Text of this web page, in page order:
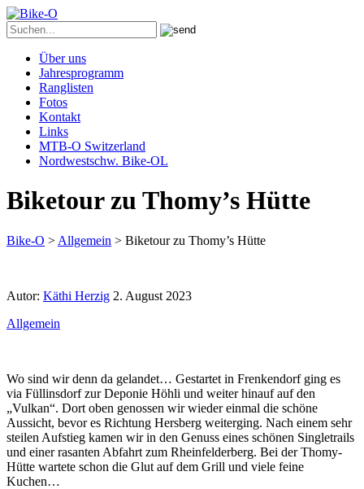
Über uns
Jahresprogramm
Ranglisten
Fotos
Kontakt
Links
MTB-O Switzerland
Nordwestschw. Bike-OL
Biketour zu Thomy’s Hütte
Bike-O > Allgemein > Biketour zu Thomy’s Hütte
Autor: Käthi Herzig 2. August 2023
Allgemein
Wo sind wir denn da gelandet… Gestartet in Frenkendorf ging es
via Füllinsdorf zur Deponie Höhli und weiter hinauf auf den
„Vulkan“. Dort oben genossen wir wieder einmal die schöne
Aussicht, bevor es Richtung Hersberg weiterging. Nach einem sehr
steilen Aufstieg kamen wir in den Genuss eines schönen Singletrails
und einer rasanten Abfahrt zum Rheinfelderberg. Bei der Thomy-
Hütte wartete schon die Glut auf dem Grill und viele feine
Kuchen…